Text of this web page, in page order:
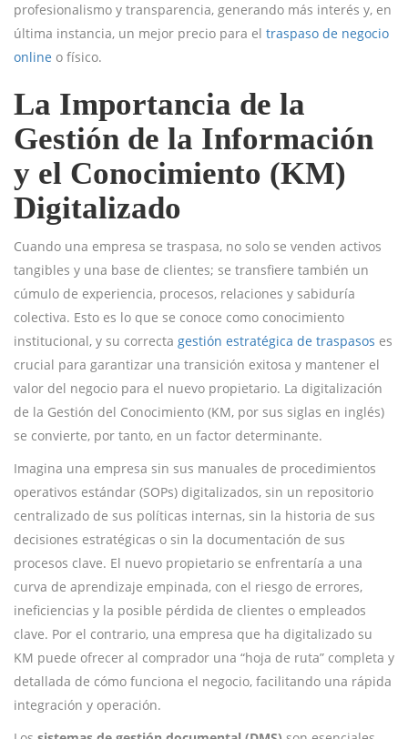
profesionalismo y transparencia, generando más interés y, en
última instancia, un mejor precio para el traspaso de negocio
online o físico.
La Importancia de la
Gestión de la Información
y el Conocimiento (KM)
Digitalizado
Cuando una empresa se traspasa, no solo se venden activos
tangibles y una base de clientes; se transfiere también un
cúmulo de experiencia, procesos, relaciones y sabiduría
colectiva. Esto es lo que se conoce como conocimiento
institucional, y su correcta gestión estratégica de traspasos es
crucial para garantizar una transición exitosa y mantener el
valor del negocio para el nuevo propietario. La digitalización
de la Gestión del Conocimiento (KM, por sus siglas en inglés)
se convierte, por tanto, en un factor determinante.
Imagina una empresa sin sus manuales de procedimientos
operativos estándar (SOPs) digitalizados, sin un repositorio
centralizado de sus políticas internas, sin la historia de sus
decisiones estratégicas o sin la documentación de sus
procesos clave. El nuevo propietario se enfrentaría a una
curva de aprendizaje empinada, con el riesgo de errores,
ineficiencias y la posible pérdida de clientes o empleados
clave. Por el contrario, una empresa que ha digitalizado su
KM puede ofrecer al comprador una “hoja de ruta” completa y
detallada de cómo funciona el negocio, facilitando una rápida
integración y operación.